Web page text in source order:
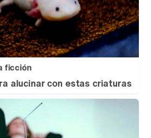
ficción
alucinar con estas criaturas